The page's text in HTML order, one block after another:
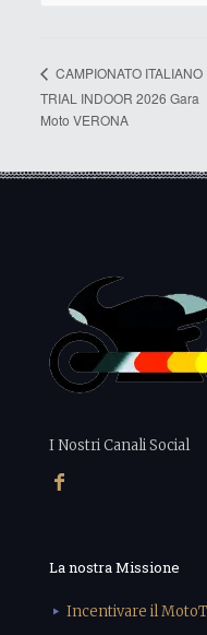
CAMPIONATO ITALIANO
TRIAL INDOOR 2026 Gara
Moto VERONA
I Nostri Canali Social
La nostra Missione
Incentivare il